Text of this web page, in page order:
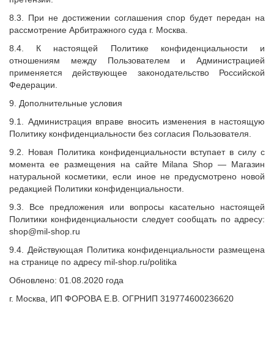
8.3. При не достижении соглашения спор будет передан на
рассмотрение Арбитражного суда г. Москва.
8.4. К настоящей Политике конфиденциальности и
отношениям между Пользователем и Администрацией
применяется действующее законодательство Российской
Федерации.
9. Дополнительные условия
9.1. Администрация вправе вносить изменения в настоящую
Политику конфиденциальности без согласия Пользователя.
9.2. Новая Политика конфиденциальности вступает в силу с
момента ее размещения на сайте Milana Shop — Магазин
натуральной косметики, если иное не предусмотрено новой
редакцией Политики конфиденциальности.
9.3. Все предложения или вопросы касательно настоящей
Политики конфиденциальности следует сообщать по адресу:
shop@mil-shop.ru
9.4. Действующая Политика конфиденциальности размещена
на странице по адресу mil-shop.ru/politika
Обновлено: 01.08.2020 года
г. Москва, ИП ФОРОВА Е.В. ОГРНИП 319774600236620